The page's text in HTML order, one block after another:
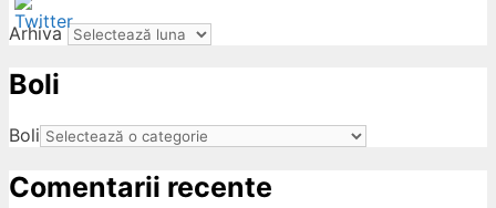
Arhiva
Boli
Boli
Comentarii recente